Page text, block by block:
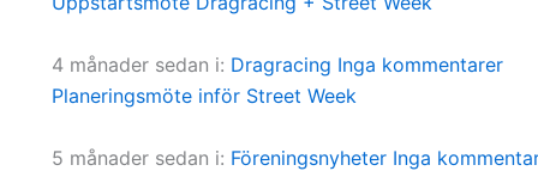
4 månader sedan i: Dragracing Inga kommentarer
Planeringsmöte inför Street Week
5 månader sedan i: Föreningsnyheter Inga